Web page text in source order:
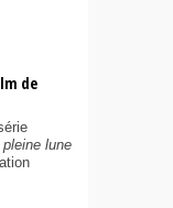
de
pleine lune